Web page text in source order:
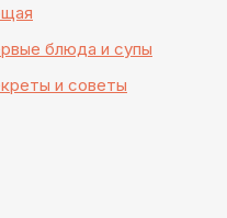
блюда и супы
и советы